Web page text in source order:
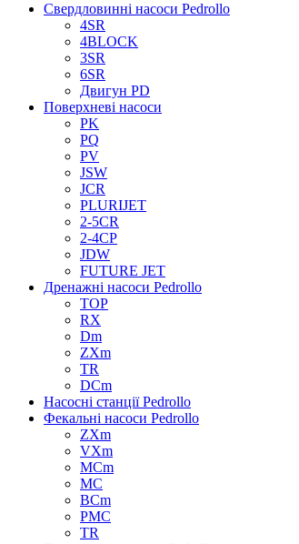
Свердловинні насоси Pedrollo
4SR
4BLOCK
3SR
6SR
Двигун PD
Поверхневі насоси
PK
PQ
PV
JSW
JCR
PLURIJET
2-5CR
2-4CP
JDW
FUTURE JET
Дренажні насоси Pedrollo
TOP
RX
Dm
ZXm
TR
DCm
Насосні станції Pedrollo
Фекальні насоси Pedrollo
ZXm
VXm
MCm
MC
BCm
PMC
TR